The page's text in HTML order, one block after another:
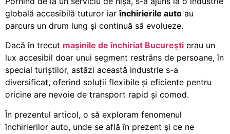
globală accesibilă tuturor iarînchirierile auto au
parcurs un drum lung și continuă să evolueze.
Dacă în trecut mașinile de închiriat București erau un
lux accesibil doar unui segment restrâns de persoane, în
special turiștilor, astăzi această industrie s-a
diversificat, oferind soluții flexibile și eficiente pentru
oricine are nevoie de transport rapid și comod.
În prezentul articol, o să exploram fenomenul
închirierilor auto, unde se află în prezent și ce ne